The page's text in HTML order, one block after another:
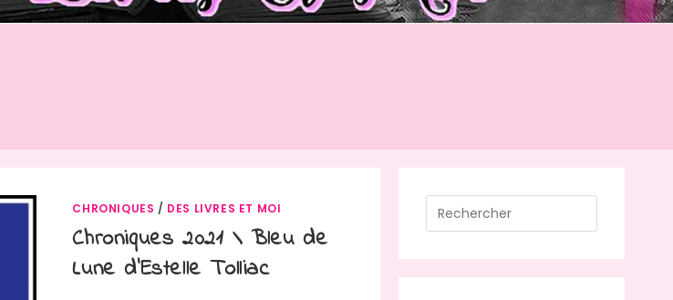
CHRONIQUES / DES LIVRES ET MOI
Chroniques 2021 \ Bleu de
Lune d’Estelle Tolliac
Escape